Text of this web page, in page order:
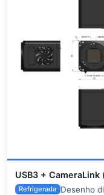
USB3 +
Refrigerada Desenho